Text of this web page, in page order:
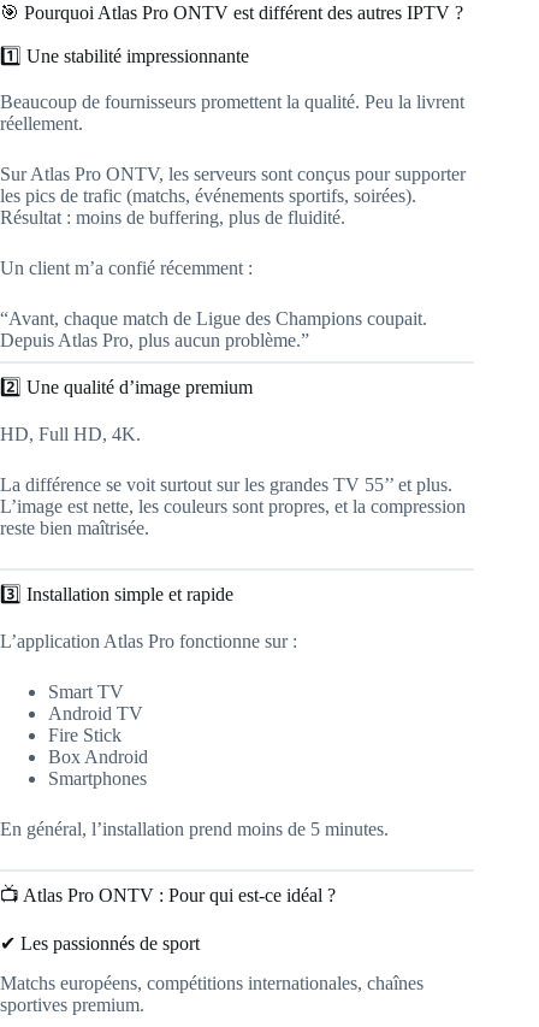
🎯 Pourquoi Atlas Pro ONTV est différent des autres IPTV ?
1️⃣ Une stabilité impressionnante
Beaucoup de fournisseurs promettent la qualité. Peu la livrent
réellement.
Sur Atlas Pro ONTV, les serveurs sont conçus pour supporter
les pics de trafic (matchs, événements sportifs, soirées).
Résultat : moins de buffering, plus de fluidité.
Un client m’a confié récemment :
“Avant, chaque match de Ligue des Champions coupait.
Depuis Atlas Pro, plus aucun problème.”
2️⃣ Une qualité d’image premium
HD, Full HD, 4K.
La différence se voit surtout sur les grandes TV 55’’ et plus.
L’image est nette, les couleurs sont propres, et la compression
reste bien maîtrisée.
3️⃣ Installation simple et rapide
L’application Atlas Pro fonctionne sur :
Smart TV
Android TV
Fire Stick
Box Android
Smartphones
En général, l’installation prend moins de 5 minutes.
📺 Atlas Pro ONTV : Pour qui est-ce idéal ?
✔ Les passionnés de sport
Matchs européens, compétitions internationales, chaînes
sportives premium.